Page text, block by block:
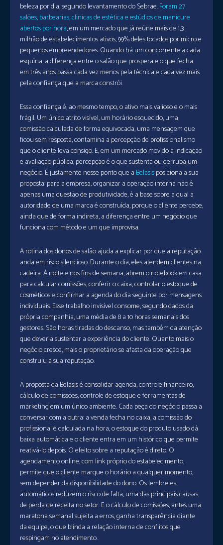
beleza por dia, segundo levantamento do Sebrae.Foram 27
salões, barbearias, clínicas de estética e estúdios de manicure
abertos por hora, em um mercado que já reúne mais de 1,3
milhão de estabelecimentos ativos, 99% deles tocados por micro e
pequenos empreendedores. Quando há um concorrente a cada
esquina, a diferença entre o salão que prospera e o que fecha
em três anos passa cada vez menos pela técnica e cada vez mais
pela confiança que a marca constrói.
Essa confiança é, ao mesmo tempo, o ativo mais valioso e o mais
frágil. Um único atrito visível, um horário esquecido, uma
comissão calculada de forma equivocada, uma mensagem que
ficou sem resposta, contamina a percepção de profissionalismo
que o cliente leva consigo. E, em um mercado movido a indicação
e avaliação pública, percepção é o que sustenta ou derruba um
negócio. É justamente nesse ponto que a Belasisposiciona a sua
proposta: para a empresa, organizar a operação interna não é
apenas uma questão de produtividade, é a base sobre a qual a
autoridade de uma marca é construída, porque o cliente percebe,
ainda que de forma indireta, a diferença entre um negócio que
funciona com método e um que improvisa.
A rotina dos donos de salão ajuda a explicar por que a reputação
anda em risco silencioso. Durante o dia, eles atendem clientes na
cadeira. À noite e nos fins de semana, abrem o notebook em casa
para calcular comissões, conferir o caixa, controlar o estoque de
cosméticos e confirmar a agenda do dia seguinte por mensagens
individuais. Esse trabalho invisível consome, segundo dados da
própria companhia, uma média de 8 a 10 horas semanais dos
gestores. São horas tiradas do descanso, mas também da atenção
que deveria sustentar a experiência do cliente. Quanto mais o
negócio cresce, mais o proprietário se afasta da operação que
construiu a sua reputação.
A proposta da Belasis é consolidar agenda, controle financeiro,
cálculo de comissões, controle de estoque e ferramentas de
marketing em um único ambiente. Cada peça do negócio passa a
conversar com a outra: a venda fecha no caixa, a comissão do
profissional é calculada na hora, o estoque do produto usado dá
baixa automática e o cliente entra em um histórico que permite
reativá-lo depois. O efeito sobre a reputação é direto. O
agendamento online, com link próprio do estabelecimento,
permite que o cliente marque o horário a qualquer momento,
sem depender da disponibilidade do dono. Os lembretes
automáticos reduzem o risco de falta, uma das principais causas
de perda de receita no setor. E o cálculo de comissões, antes uma
maratona semanal sujeita a erros, ganha transparência diante
da equipe, o que blinda a relação interna de conflitos que
respingam no atendimento.